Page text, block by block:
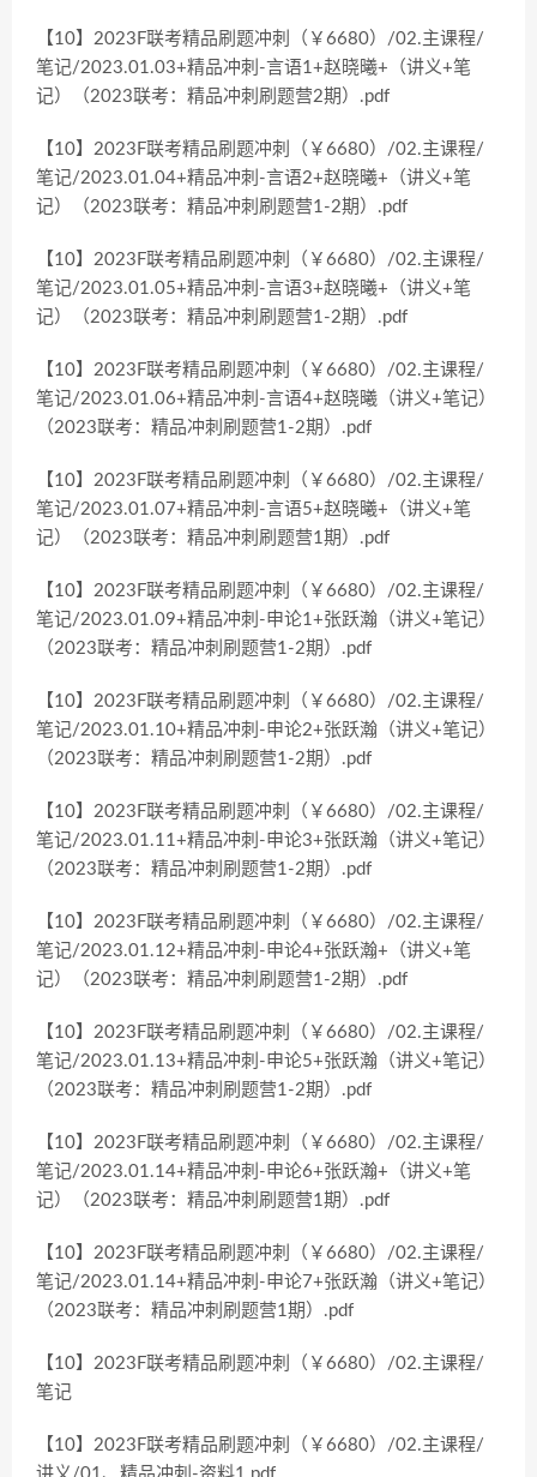
【10】2023F联考精品刷题冲刺（￥6680）/02.主课程/
笔记/2023.01.03+精品冲刺-言语1+赵晓曦+（讲义+笔
记）（2023联考：精品冲刺刷题营2期）.pdf
【10】2023F联考精品刷题冲刺（￥6680）/02.主课程/
笔记/2023.01.04+精品冲刺-言语2+赵晓曦+（讲义+笔
记）（2023联考：精品冲刺刷题营1-2期）.pdf
【10】2023F联考精品刷题冲刺（￥6680）/02.主课程/
笔记/2023.01.05+精品冲刺-言语3+赵晓曦+（讲义+笔
记）（2023联考：精品冲刺刷题营1-2期）.pdf
【10】2023F联考精品刷题冲刺（￥6680）/02.主课程/
笔记/2023.01.06+精品冲刺-言语4+赵晓曦（讲义+笔记）
（2023联考：精品冲刺刷题营1-2期）.pdf
【10】2023F联考精品刷题冲刺（￥6680）/02.主课程/
笔记/2023.01.07+精品冲刺-言语5+赵晓曦+（讲义+笔
记）（2023联考：精品冲刺刷题营1期）.pdf
【10】2023F联考精品刷题冲刺（￥6680）/02.主课程/
笔记/2023.01.09+精品冲刺-申论1+张跃瀚（讲义+笔记）
（2023联考：精品冲刺刷题营1-2期）.pdf
【10】2023F联考精品刷题冲刺（￥6680）/02.主课程/
笔记/2023.01.10+精品冲刺-申论2+张跃瀚（讲义+笔记）
（2023联考：精品冲刺刷题营1-2期）.pdf
【10】2023F联考精品刷题冲刺（￥6680）/02.主课程/
笔记/2023.01.11+精品冲刺-申论3+张跃瀚（讲义+笔记）
（2023联考：精品冲刺刷题营1-2期）.pdf
【10】2023F联考精品刷题冲刺（￥6680）/02.主课程/
笔记/2023.01.12+精品冲刺-申论4+张跃瀚+（讲义+笔
记）（2023联考：精品冲刺刷题营1-2期）.pdf
【10】2023F联考精品刷题冲刺（￥6680）/02.主课程/
笔记/2023.01.13+精品冲刺-申论5+张跃瀚（讲义+笔记）
（2023联考：精品冲刺刷题营1-2期）.pdf
【10】2023F联考精品刷题冲刺（￥6680）/02.主课程/
笔记/2023.01.14+精品冲刺-申论6+张跃瀚+（讲义+笔
记）（2023联考：精品冲刺刷题营1期）.pdf
【10】2023F联考精品刷题冲刺（￥6680）/02.主课程/
笔记/2023.01.14+精品冲刺-申论7+张跃瀚（讲义+笔记）
（2023联考：精品冲刺刷题营1期）.pdf
【10】2023F联考精品刷题冲刺（￥6680）/02.主课程/
笔记
【10】2023F联考精品刷题冲刺（￥6680）/02.主课程/